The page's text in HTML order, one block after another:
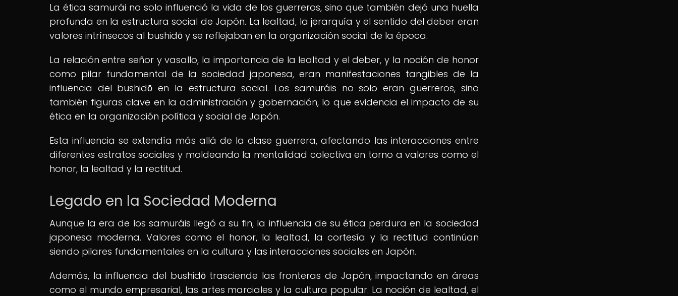
La ética samurái no solo influenció la vida de los guerreros, sino que también dejó una huella
profunda en la estructura social de Japón. La lealtad, la jerarquía y el sentido del deber eran
valores intrínsecos al bushidō y se reflejaban en la organización social de la época.
La relación entre señor y vasallo, la importancia de la lealtad y el deber, y la noción de honor
como pilar fundamental de la sociedad japonesa, eran manifestaciones tangibles de la
influencia del bushidō en la estructura social. Los samuráis no solo eran guerreros, sino
también figuras clave en la administración y gobernación, lo que evidencia el impacto de su
ética en la organización política y social de Japón.
Esta influencia se extendía más allá de la clase guerrera, afectando las interacciones entre
diferentes estratos sociales y moldeando la mentalidad colectiva en torno a valores como el
honor, la lealtad y la rectitud.
Legado en la Sociedad Moderna
Aunque la era de los samuráis llegó a su fin, la influencia de su ética perdura en la sociedad
japonesa moderna. Valores como el honor, la lealtad, la cortesía y la rectitud continúan
siendo pilares fundamentales en la cultura y las interacciones sociales en Japón.
Además, la influencia del bushidō trasciende las fronteras de Japón, impactando en áreas
como el mundo empresarial, las artes marciales y la cultura popular. La noción de lealtad, el